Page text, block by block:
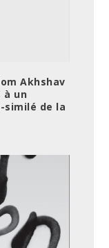
Akhshav
à un
similé de la